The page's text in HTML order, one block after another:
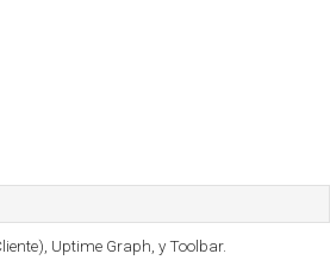
Uptime Graph, y Toolbar.